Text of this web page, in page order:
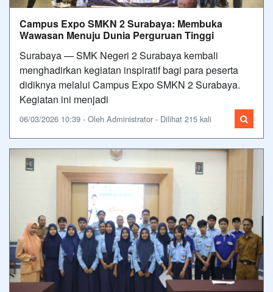
Campus Expo SMKN 2 Surabaya: Membuka
Wawasan Menuju Dunia Perguruan Tinggi
Surabaya — SMK Negeri 2 Surabaya kembali
menghadirkan kegiatan inspiratif bagi para peserta
didiknya melalui Campus Expo SMKN 2 Surabaya.
Kegiatan ini menjadi
06/03/2026 10:39 - Oleh Administrator - Dilihat 215 kali